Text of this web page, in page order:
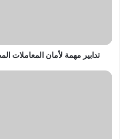
تدابير مهمة لأمان المعاملات
سامسونج